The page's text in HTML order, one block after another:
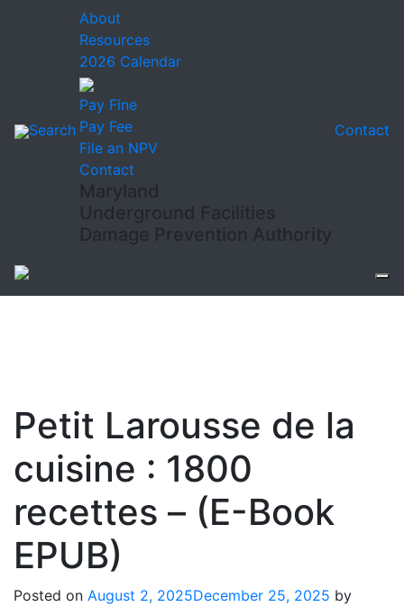
Search
About
Resources
2026 Calendar
Pay Fine
Pay Fee
File an NPV
Contact
Maryland
Underground Facilities
Damage Prevention Authority
Contact
Petit Larousse de la
cuisine : 1800
recettes – (E-Book
EPUB)
Posted on August 2, 2025December 25, 2025 by